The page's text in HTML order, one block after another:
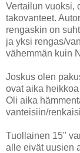
Vertailun vuoksi,
takovanteet.
rengaskin on
ja yksi rengas/
vähemmän kuin
Joskus olen
ovat aika
Oli aika
vanteisiin/
Tuollainen 15"
alle eivät uusien